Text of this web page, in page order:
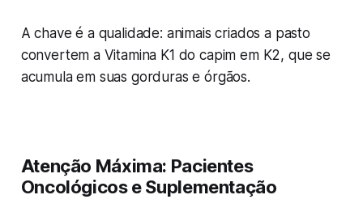
A chave é a qualidade: animais criados a pasto
convertem a Vitamina K1 do capim em K2, que se
acumula em suas gorduras e órgãos.
Atenção Máxima: Pacientes
Oncológicos e Suplementação